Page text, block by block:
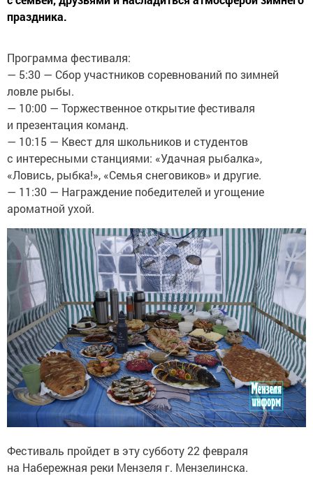
праздника.
Программа фестиваля:
— 5:30 — Сбор участников соревнований по зимней
ловле рыбы.
— 10:00 — Торжественное открытие фестиваля
и презентация команд.
— 10:15 — Квест для школьников и студентов
с интересными станциями: «Удачная рыбалка»,
«Ловись, рыбка!», «Семья снеговиков» и другие.
— 11:30 — Награждение победителей и угощение
ароматной ухой.
Фестиваль пройдет в эту субботу 22 февраля
на Набережная реки Мензеля г. Мензелинска.